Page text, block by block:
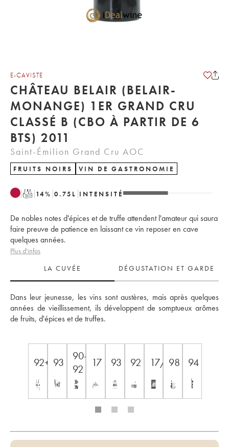
E-CAVISTE
CHÂTEAU BELAIR (BELAIR-
MONANGE) 1ER GRAND CRU
CLASSÉ B (CBO À PARTIR DE 6
BTS) 2011
Saint-Émilion Grand Cru AOC
FRUITS NOIRS VIN DE GASTRONOMIE
T 14% 0.75 L INTENSITÉ
De nobles notes d'épices et de truffe attendent l'amateur qui saura
faire preuve de patience en laissant ce vin reposer en cave
quelques années.
Plus d'infos
LA CUVÉE
DÉGUSTATION ET GARDE
Dans leur jeunesse, les vins sont austères, mais après quelques
années de vieillissement, ils développent de somptueux arômes
de fruits, d'épices et de truffes.
92+ 93
90-
92
17 93 92 17/20
98 94